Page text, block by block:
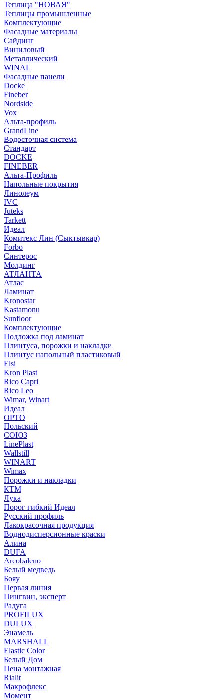
Теплица "НОВАЯ"
Теплицы промышленные
Комплектующие
Фасадные материалы
Сайдинг
Виниловый
Металлический
WINAL
Фасадные панели
Docke
Fineber
Nordside
Vox
Альта-профиль
GrandLine
Водосточная система
Стандарт
DOCKE
FINEBER
Альта-Профиль
Напольные покрытия
Линолеум
IVC
Juteks
Tarkett
Идеал
Комитекс Лин (Сыктывкар)
Forbo
Синтерос
Молдинг
АТЛАНТА
Атлас
Ламинат
Kronostar
Kastamonu
Sunfloor
Комплектующие
Подложка под ламинат
Плинтуса, порожки и накладки
Плинтус напольный пластиковый
Elsi
Kron Plast
Rico Capri
Rico Leo
Wimar, Winart
Идеал
ОРТО
Польский
СОЮЗ
LinePlast
Wallstill
WINART
Wimax
Порожки и накладки
КТМ
Лука
Порог гибкий Идеал
Русский профиль
Лакокрасочная продукция
Воднодисперсионные краски
Алина
DUFA
Arcobaleno
Белый медведь
Бояу
Первая линия
Пингвин, эксперт
Радуга
PROFILUX
DULUX
Энамель
MARSHALL
Elastic Color
Белый Дом
Пена монтажная
Rialit
Макрофлекс
Момент